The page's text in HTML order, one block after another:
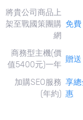
將貴公司商品上
架至戰國策團購
網
免費
商務型主機(價
值5400元)一年
贈送
加購SEO服務
(年約)
享
惠